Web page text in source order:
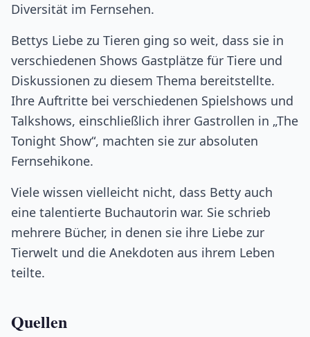
Diversität im Fernsehen.
Bettys Liebe zu Tieren ging so weit, dass sie in
verschiedenen Shows Gastplätze für Tiere und
Diskussionen zu diesem Thema bereitstellte.
Ihre Auftritte bei verschiedenen Spielshows und
Talkshows, einschließlich ihrer Gastrollen in „The
Tonight Show“, machten sie zur absoluten
Fernsehikone.
Viele wissen vielleicht nicht, dass Betty auch
eine talentierte Buchautorin war. Sie schrieb
mehrere Bücher, in denen sie ihre Liebe zur
Tierwelt und die Anekdoten aus ihrem Leben
teilte.
Quellen